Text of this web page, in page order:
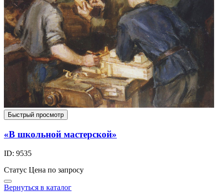
Быстрый просмотр
«В школьной мастерской»
ID: 9535
Статус Цена по запросу
Вернуться в каталог